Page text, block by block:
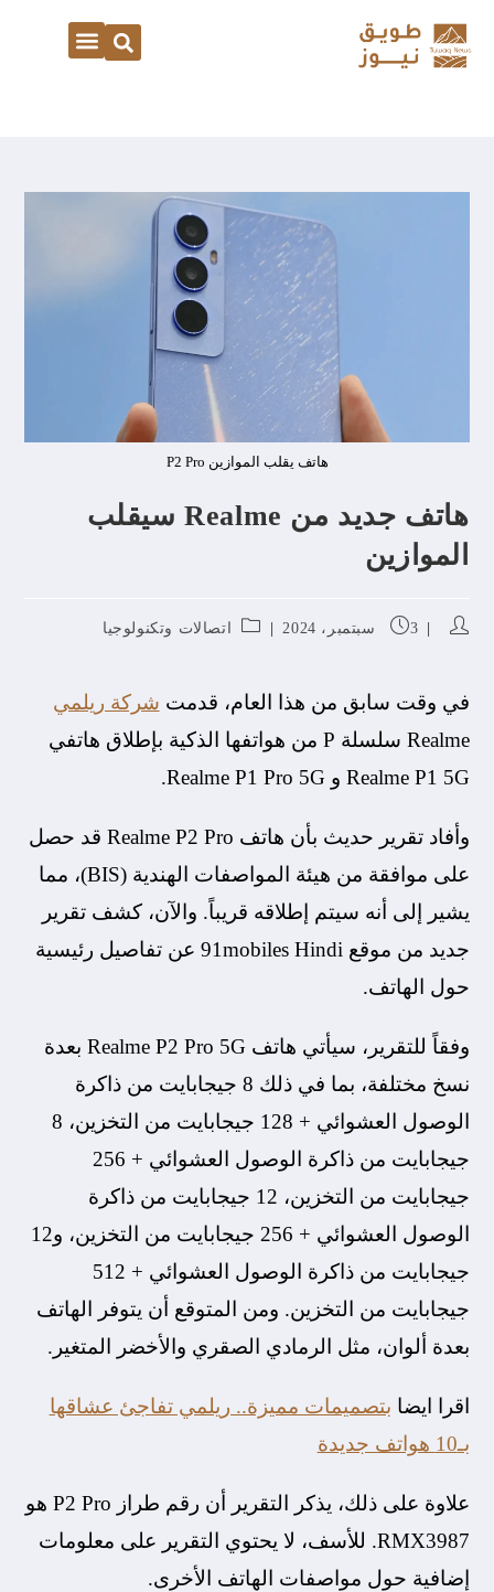
هاتف يقلب الموازين P2 Pro
هاتف جديد من Realme سيقلب
الموازين
3 سبتمبر، 2024 اتصالات وتكنولوجيا
في وقت سابق من هذا العام، قدمت شركة ريلمي
Realme سلسلة P من هواتفها الذكية بإطلاق هاتفي
Realme P1 5G و Realme P1 Pro 5G.
وأفاد تقرير حديث بأن هاتف Realme P2 Pro قد حصل
على موافقة من هيئة المواصفات الهندية (BIS)، مما
يشير إلى أنه سيتم إطلاقه قريباً. والآن، كشف تقرير
جديد من موقع 91mobiles Hindi عن تفاصيل رئيسية
حول الهاتف.
وفقاً للتقرير، سيأتي هاتف Realme P2 Pro 5G بعدة
نسخ مختلفة، بما في ذلك 8 جيجابايت من ذاكرة
الوصول العشوائي + 128 جيجابايت من التخزين، 8
جيجابايت من ذاكرة الوصول العشوائي + 256
جيجابايت من التخزين، 12 جيجابايت من ذاكرة
الوصول العشوائي + 256 جيجابايت من التخزين، و12
جيجابايت من ذاكرة الوصول العشوائي + 512
جيجابايت من التخزين. ومن المتوقع أن يتوفر الهاتف
بعدة ألوان، مثل الرمادي الصقري والأخضر المتغير.
اقرا ايضا بتصميمات مميزة.. ريلمي تفاجئ عشاقها
بـ10 هواتف جديدة
علاوة على ذلك، يذكر التقرير أن رقم طراز P2 Pro هو
RMX3987. للأسف، لا يحتوي التقرير على معلومات
إضافية حول مواصفات الهاتف الأخرى.